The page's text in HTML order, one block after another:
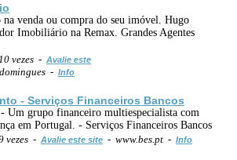
na venda ou compra do seu imóvel. Hugo
Imobiliário na Remax. Grandes Agentes
vezes - Avalie este
- Info
- Serviços Financeiros Bancos
Um grupo financeiro multiespecialista com
em Portugal. - Serviços Financeiros Bancos
vezes - Avalie este site - www.bes.pt - Info